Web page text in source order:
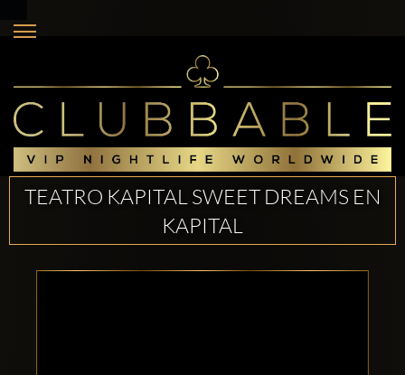
TEATRO KAPITAL SWEET DREAMS EN
KAPITAL